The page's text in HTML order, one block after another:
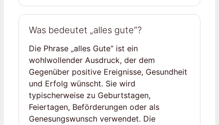
Was bedeutet „alles gute“?
Die Phrase „alles Gute“ ist ein
wohlwollender Ausdruck, der dem
Gegenüber positive Ereignisse, Gesundheit
und Erfolg wünscht. Sie wird
typischerweise zu Geburtstagen,
Feiertagen, Beförderungen oder als
Genesungswunsch verwendet. Die